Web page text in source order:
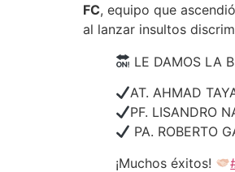
FC, equipo que
al lanzar insultos
LE DAMOS LA
AT. AHMAD
PF. LISANDRO
PA. ROBERTO
¡Muchos éxitos!